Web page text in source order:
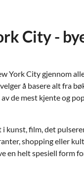
City -
York City gjennom
å basere alt fra
de mest kjente og
kunst, film, det
shopping eller
en helt spesiell form